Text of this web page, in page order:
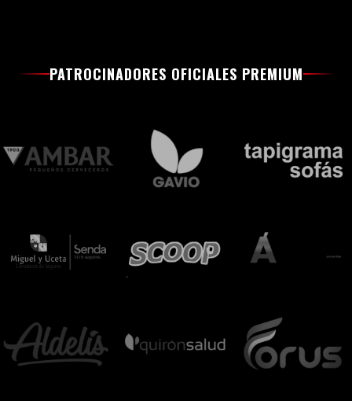
PATROCINADORES OFICIALES PREMIUM